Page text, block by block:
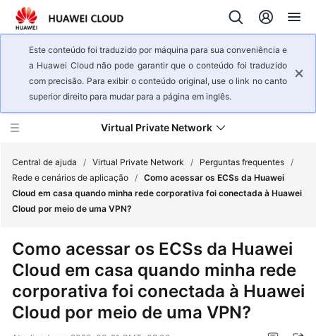
Este conteúdo foi traduzido por máquina para sua conveniência e
a Huawei Cloud não pode garantir que o conteúdo foi traduzido
com precisão. Para exibir o conteúdo original, use o link no canto
superior direito para mudar para a página em inglês.
Virtual Private Network
Visão
serviço
Primeiros
passos
Guia
Central de ajuda / Virtual Private Network / Perguntas frequentes /
Rede e cenários de aplicação / Como acessar os ECSs da Huawei
Cloud em casa quando minha rede corporativa foi conectada à Huawei
Cloud por meio de uma VPN?
Como acessar os ECSs da Huawei
Cloud em casa quando minha rede
corporativa foi conectada à Huawei
Cloud por meio de uma VPN?